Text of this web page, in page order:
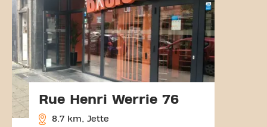
Rue Henri Werrie 76
8.7 km, Jette